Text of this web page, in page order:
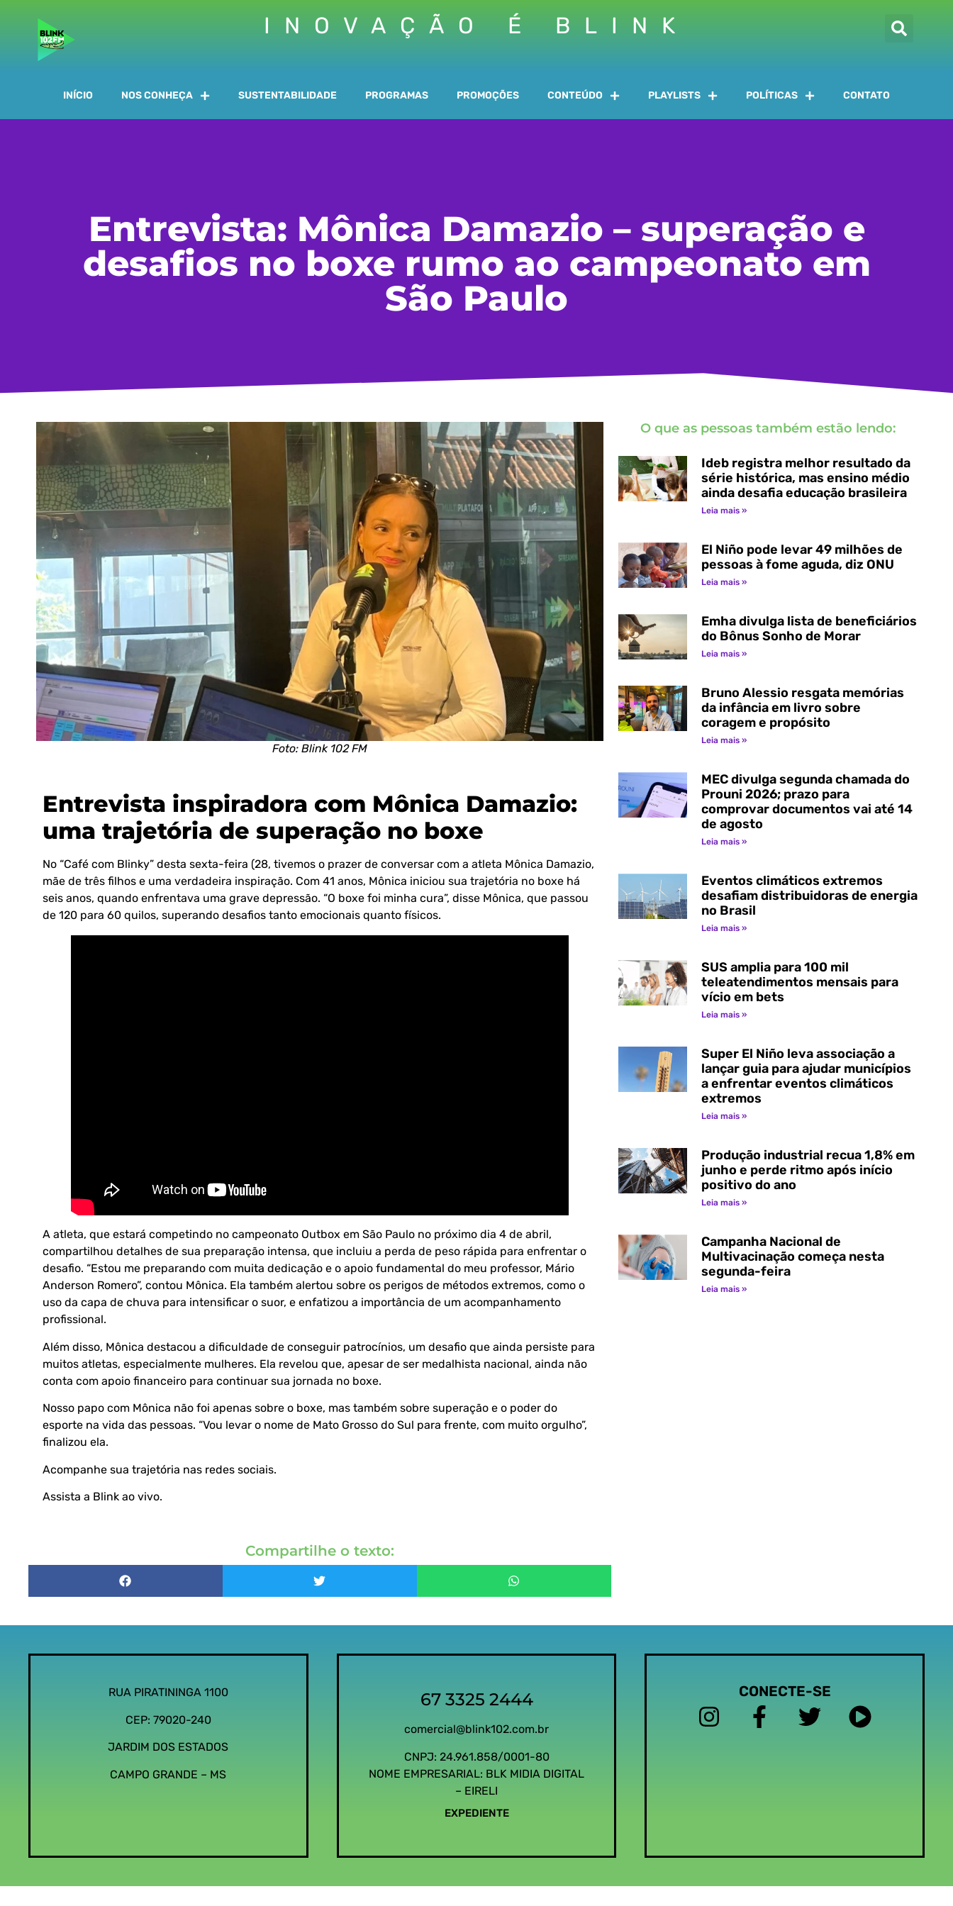
INOVAÇÃO É BLINK
INÍCIO NOS CONHEÇA SUSTENTABILIDADE PROGRAMAS PROMOÇÕES CONTEÚDO PLAYLISTS POLÍTICAS CONTATO
Entrevista: Mônica Damazio – superação e
desafios no boxe rumo ao campeonato em
São Paulo
Foto: Blink 102 FM
Entrevista inspiradora com Mônica Damazio:
uma trajetória de superação no boxe
No “Café com Blinky” desta sexta-feira (28, tivemos o prazer de conversar com a atleta Mônica Damazio,
mãe de três filhos e uma verdadeira inspiração. Com 41 anos, Mônica iniciou sua trajetória no boxe há
seis anos, quando enfrentava uma grave depressão. “O boxe foi minha cura”, disse Mônica, que passou
de 120 para 60 quilos, superando desafios tanto emocionais quanto físicos.
A atleta, que estará competindo no campeonato Outbox em São Paulo no próximo dia 4 de abril,
compartilhou detalhes de sua preparação intensa, que incluiu a perda de peso rápida para enfrentar o
desafio. “Estou me preparando com muita dedicação e o apoio fundamental do meu professor, Mário
Anderson Romero”, contou Mônica. Ela também alertou sobre os perigos de métodos extremos, como o
uso da capa de chuva para intensificar o suor, e enfatizou a importância de um acompanhamento
profissional.
Além disso, Mônica destacou a dificuldade de conseguir patrocínios, um desafio que ainda persiste para
muitos atletas, especialmente mulheres. Ela revelou que, apesar de ser medalhista nacional, ainda não
conta com apoio financeiro para continuar sua jornada no boxe.
Nosso papo com Mônica não foi apenas sobre o boxe, mas também sobre superação e o poder do
esporte na vida das pessoas. “Vou levar o nome de Mato Grosso do Sul para frente, com muito orgulho”,
finalizou ela.
Acompanhe sua trajetória nas redes sociais.
Assista a Blink ao vivo.
Compartilhe o texto:
O que as pessoas também estão lendo:
Ideb registra melhor resultado da
série histórica, mas ensino médio
ainda desafia educação brasileira
Leia mais »
El Niño pode levar 49 milhões de
pessoas à fome aguda, diz ONU
Leia mais »
Emha divulga lista de beneficiários
do Bônus Sonho de Morar
Leia mais »
Bruno Alessio resgata memórias
da infância em livro sobre
coragem e propósito
Leia mais »
MEC divulga segunda chamada do
Prouni 2026; prazo para
comprovar documentos vai até 14
de agosto
Leia mais »
Eventos climáticos extremos
desafiam distribuidoras de energia
no Brasil
Leia mais »
SUS amplia para 100 mil
teleatendimentos mensais para
vício em bets
Leia mais »
Super El Niño leva associação a
lançar guia para ajudar municípios
a enfrentar eventos climáticos
extremos
Leia mais »
Produção industrial recua 1,8% em
junho e perde ritmo após início
positivo do ano
Leia mais »
Campanha Nacional de
Multivacinação começa nesta
segunda-feira
Leia mais »
RUA PIRATININGA 1100
CEP: 79020-240
JARDIM DOS ESTADOS
CAMPO GRANDE – MS
67 3325 2444
comercial@blink102.com.br
CNPJ: 24.961.858/0001-80
NOME EMPRESARIAL: BLK MIDIA DIGITAL
– EIRELI
EXPEDIENTE
CONECTE-SE